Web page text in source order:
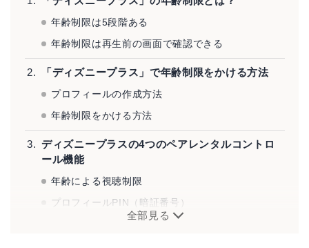
年齢制限は5段階ある
年齢制限は再生前の画面で確認できる
「ディズニープラス」で年齢制限をかける方法
プロフィールの作成方法
年齢制限をかける方法
ディズニープラスの4つのペアレンタルコントロ
ール機能
年齢による視聴制限
プロフィールPIN（暗証番号）
新規のプロフィール作成の制限
全部見る